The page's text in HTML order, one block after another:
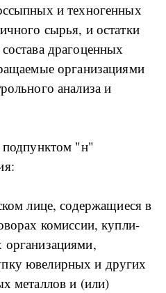
и техногенных
сырья, и остатки
драгоценных
организациями
анализа и
подпунктом "н"
лице, содержащиеся в
комиссии, купли-
ювелирных и других
металлов и (или)